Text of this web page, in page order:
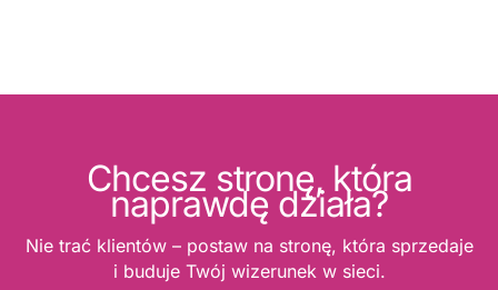
Chcesz stronę, która
naprawdę działa?
Nie trać klientów – postaw na stronę, która sprzedaje
i buduje Twój wizerunek w sieci.